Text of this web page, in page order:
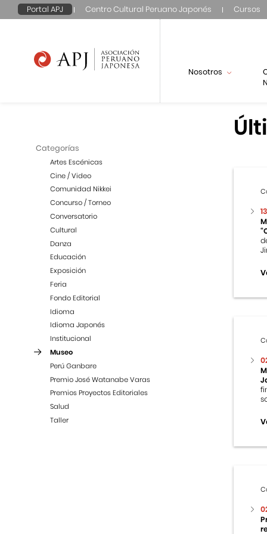
Portal APJ Centro Cultural Peruano Japonés Cursos
Nosotros
Categorías
Artes Escénicas
Cine / Video
Comunidad Nikkei
Concurso / Torneo
Conversatorio
Cultural
Danza
Educación
Exposición
Feria
Fondo Editorial
Idioma
Idioma Japonés
Institucional
Museo
Perú Ganbare
Premio José Watanabe Varas
Premios Proyectos Editoriales
Salud
Taller